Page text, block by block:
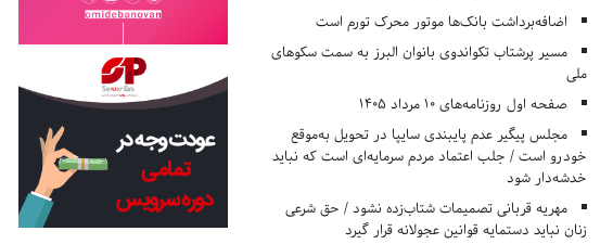
اضافه‌برداشت بانک‌ها موتور محرک تورم است
مسیر پرشتاب تکواندوی بانوان البرز به سمت سکوهای
ملی
صفحه اول روزنامه‌های 10 مرداد 1405
مجلس پیگیر عدم پایبندی سایپا در تحویل به‌موقع
خودرو است / جلب اعتماد مردم سرمایه‌ای است که نباید
خدشه‌دار شود
مهریه قربانی تصمیمات شتاب‌زده نشود / حق شرعی
زنان نباید دستمایه قوانین عجولانه قرار گیرد